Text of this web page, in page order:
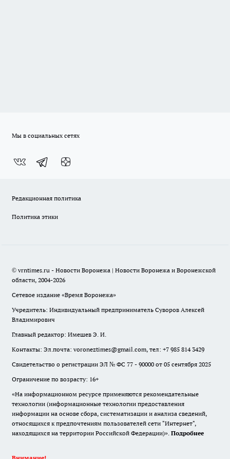
Мы в социальных сетях
Редакционная политика
Политика этики
© vrntimes.ru - Новости Воронежа | Новости Воронежа и Воронежской
области, 2004-2026
Сетевое издание «Время Воронежа»
Учредитель: Индивидуальный предприниматель Суворов Алексей
Владимирович
Главный редактор: Имешев Э. И.
Контакты: Эл.почта: voroneztimes@gmail.com, тел: +7 985 814 3429
Свидетельство о регистрации ЭЛ № ФС 77 - 90000 от 05 сентября 2025
Ограничение по возрасту: 16+
«На информационном ресурсе применяются рекомендательные
технологии (информационные технологии предоставления
информации на основе сбора, систематизации и анализа сведений,
относящихся к предпочтениям пользователей сети "Интернет",
находящихся на территории Российской Федерации)». Подробнее